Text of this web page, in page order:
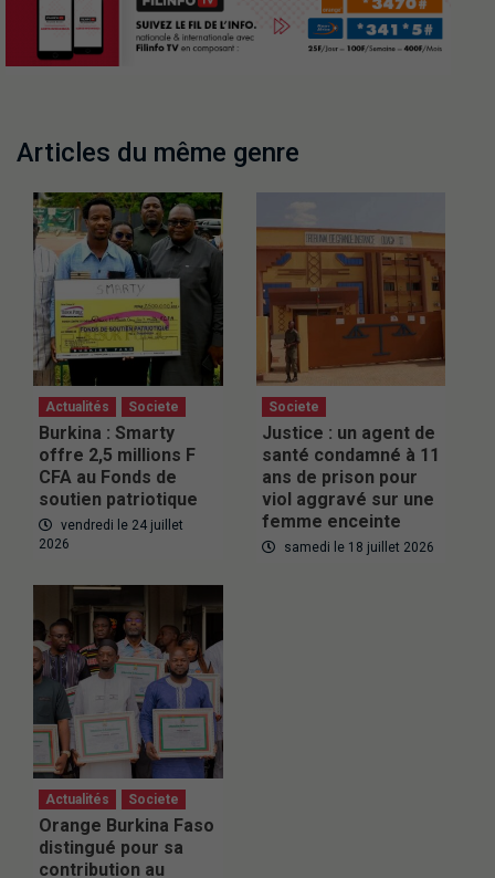
Articles du même genre
Actualités Societe
Burkina : Smarty
offre 2,5 millions F
CFA au Fonds de
soutien patriotique
vendredi le 24 juillet
2026
Societe
Justice : un agent de
santé condamné à 11
ans de prison pour
viol aggravé sur une
femme enceinte
samedi le 18 juillet 2026
Actualités Societe
Orange Burkina Faso
distingué pour sa
contribution au